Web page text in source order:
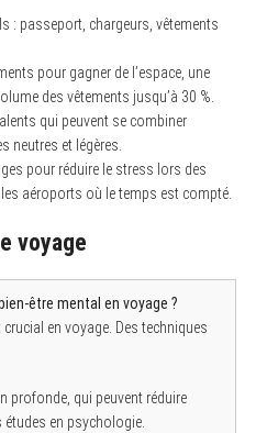
: passeport, chargeurs, vêtements
pour gagner de l’espace, une
des vêtements jusqu’à 30 %.
qui peuvent se combiner
neutres et légères.
pour réduire le stress lors des
aéroports où le temps est compté.
voyage
être mental en voyage ?
en voyage. Des techniques
profonde, qui peuvent réduire
études en psychologie.